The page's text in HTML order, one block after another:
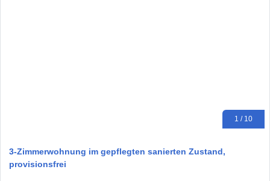
1 / 10
3-Zimmerwohnung im gepflegten sanierten Zustand,
provisionsfrei